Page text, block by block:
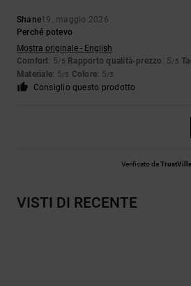
Shane19. maggio 2026
Perché potevo
Mostra originale - English
Comfort: 5/5 Rapporto qualità-prezzo : 5/5
Materiale: 5/5 Colore: 5/5
Consiglio questo prodotto
Verificato daTrustVille
VISTI DI RECENTE